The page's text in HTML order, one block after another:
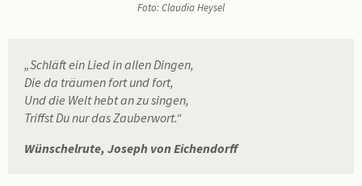
Foto: Claudia Heysel
„Schläft ein Lied in allen Dingen,
Die da träumen fort und fort,
Und die Welt hebt an zu singen,
Triffst Du nur das Zauberwort.“
Wünschelrute, Joseph von Eichendorff